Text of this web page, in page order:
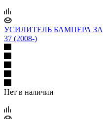
УСИЛИТЕЛЬ БАМПЕРА
37 (2008-)
Нет в наличии